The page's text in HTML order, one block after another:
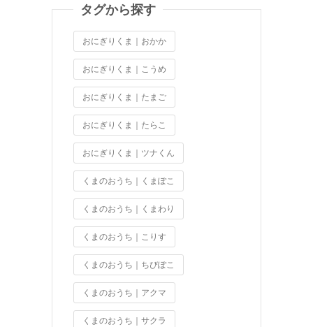
タグから探す
おにぎりくま｜おかか
おにぎりくま｜こうめ
おにぎりくま｜たまご
おにぎりくま｜たらこ
おにぎりくま｜ツナくん
くまのおうち｜くまぽこ
くまのおうち｜くまわり
くまのおうち｜こりす
くまのおうち｜ちびぽこ
くまのおうち｜アクマ
くまのおうち｜サクラ